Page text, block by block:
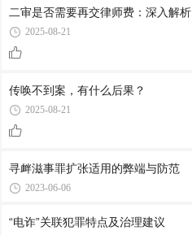
二审是否需要再交律师费：深入解析
2025-08-21
传唤不到案，有什么后果？
2025-08-21
寻衅滋事罪扩张适用的弊端与防范
2023-06-06
“电诈”关联犯罪特点及治理建议